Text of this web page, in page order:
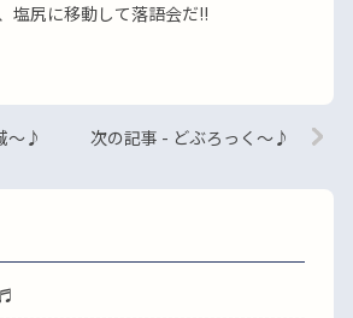
塩尻に移動して落語会だ!!
〜♪ 次の記事 - どぶろっく〜♪